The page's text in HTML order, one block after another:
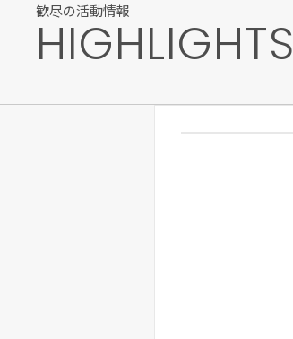
歓尽の活動情報
HIGHLIGHTS